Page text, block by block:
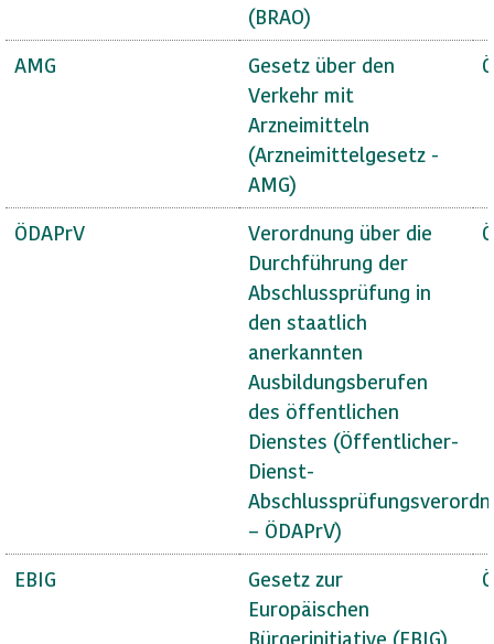
(BRAO)
AMG
Gesetz über den
Verkehr mit
Arzneimitteln
(Arzneimittelgesetz -
AMG)
ÖDAPrV
Verordnung über die
Durchführung der
Abschlussprüfung in
den staatlich
anerkannten
Ausbildungsberufen
des öffentlichen
Dienstes (Öffentlicher-
Dienst-
– ÖDAPrV)
EBIG
Gesetz zur
Europäischen
Bürgerinitiative (EBIG)